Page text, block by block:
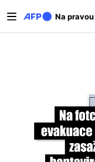
Na
Hlavní